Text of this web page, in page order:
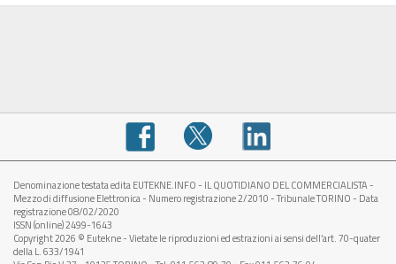
Denominazione testata edita EUTEKNE.INFO - IL QUOTIDIANO DEL COMMERCIALISTA -
Mezzo di diffusione Elettronica - Numero registrazione 2/2010 - Tribunale TORINO - Data
registrazione 08/02/2020
ISSN (online) 2499-1643
Copyright 2026 © Eutekne - Vietate le riproduzioni ed estrazioni ai sensi dell’art. 70-quater
della L. 633/1941